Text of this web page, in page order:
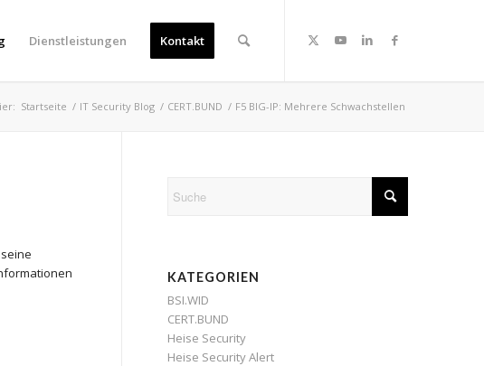
Dienstleistungen Kontakt
Startseite / IT Security Blog / CERT.BUND / F5 BIG-IP: Mehrere Schwachstellen
KATEGORIEN
BSI.WID
CERT.BUND
Heise Security
Heise Security Alert